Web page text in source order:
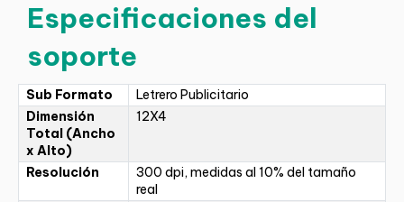
Especificaciones del
soporte
Sub Formato
Letrero Publicitario
Dimensión
Total (Ancho
x Alto)
12X4
Resolución
300 dpi, medidas al 10% del tamaño
real